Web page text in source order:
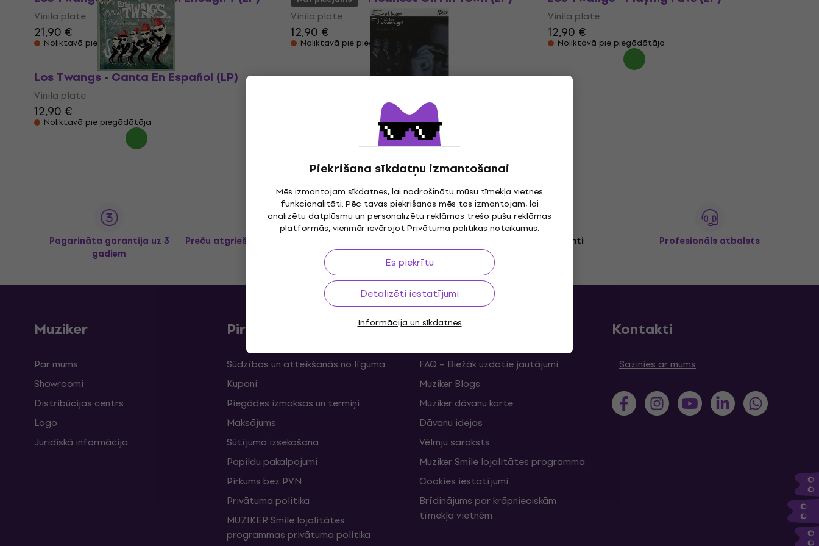
Piekrišana sīkdatņu izmantošanai
Mēs izmantojam sīkdatnes, lai nodrošinātu mūsu tīmekļa vietnes
funkcionalitāti. Pēc tavas piekrišanas mēs tos izmantojam, lai
analizētu datplūsmu un personalizētu reklāmas trešo pušu reklāmas
platformās, vienmēr ievērojotPrivātuma politikasnoteikumus.
Es piekrītu
Detalizēti iestatījumi
Informācija un sīkdatnes
Vinila plate
21,90 €
Noliktavā pie piegādātāja
Vinila plate
12,90 €
Noliktavā pie piegādātāja
Vinila plate
12,90 €
Noliktavā pie piegādātāja
Los Twangs - Canta En Español (LP)
Vinila plate
12,90 €
Noliktavā pie piegādātāja
Pagarināta garantija uz 3
gadiem
Preču atgriešana līdz 30 dienām 3M+ klienti Profesionāls atbalsts
Muziker
Par mums
Showroomi
Distribūcijas centrs
Logo
Juridiskā informācija
Pirkums
Sūdzības un atteikšanās no līguma
Kuponi
Piegādes izmaksas un termiņi
Maksājums
Sūtījuma izsekošana
Papildu pakalpojumi
Pirkums bez PVN
Privātuma politika
MUZIKER Smile lojalitātes
programmas privātuma politika
Useful links
FAQ – Biežāk uzdotie jautājumi
Muziker Blogs
Muziker dāvanu karte
Dāvanu idejas
Vēlmju saraksts
Muziker Smile lojalitātes programma
Cookies iestatījumi
Brīdinājums par krāpnieciskām
tīmekļa vietnēm
Kontakti
Sazinies ar mums